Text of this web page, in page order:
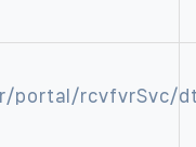
portal/rcvfvrSvc/